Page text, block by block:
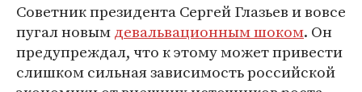
Советник президента Сергей Глазьев и вовсе
пугал новымдевальвационным шоком. Он
предупреждал, что к этому может привести
слишком сильная зависимость российской